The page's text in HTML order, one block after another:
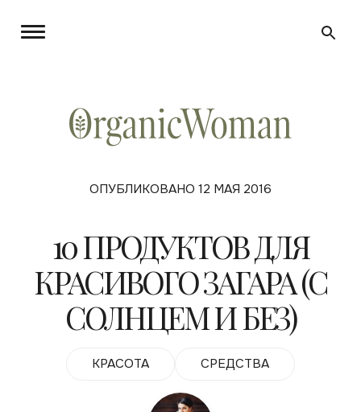
ОПУБЛИКОВАНО 12 МАЯ 2016
10 ПРОДУКТОВ ДЛЯ
КРАСИВОГО ЗАГАРА (С
СОЛНЦЕМ И БЕЗ)
КРАСОТА СРЕДСТВА